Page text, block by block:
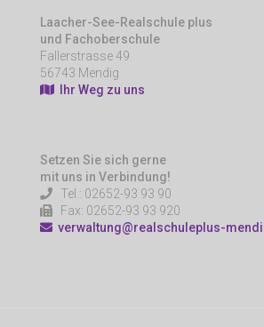
Laacher-See-Realschule plus
und Fachoberschule
Fallerstrasse 49
56743 Mendig
Ihr Weg zu uns
Setzen Sie sich gerne
mit uns in Verbindung!
Tel.: 02652-93 93 90
Fax: 02652-93 93 920
verwaltung@realschuleplus-